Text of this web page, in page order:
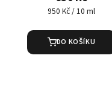
Měrná
950 Kč / 10 ml
DO KOŠÍKU